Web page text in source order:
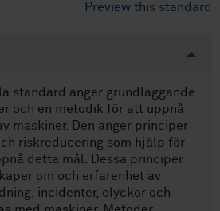
Preview this standard
standard anger grundläggande
och en metodik för att uppnå
maskiner. Den anger principer
riskreducering som hjälp för
detta mål. Dessa principer
om och erfarenhet av
incidenter, olyckor och